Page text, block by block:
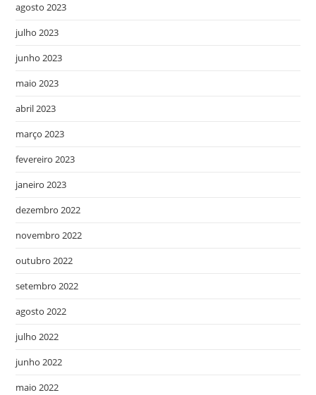
agosto 2023
julho 2023
junho 2023
maio 2023
abril 2023
março 2023
fevereiro 2023
janeiro 2023
dezembro 2022
novembro 2022
outubro 2022
setembro 2022
agosto 2022
julho 2022
junho 2022
maio 2022